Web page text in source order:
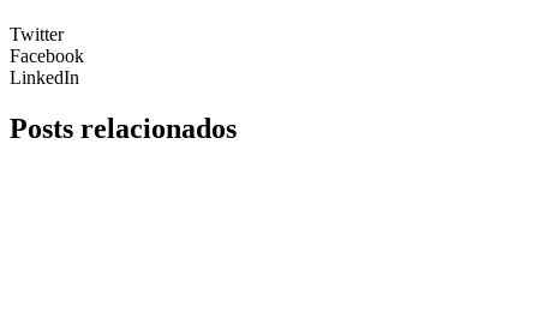
Twitter
Facebook
LinkedIn
Posts relacionados